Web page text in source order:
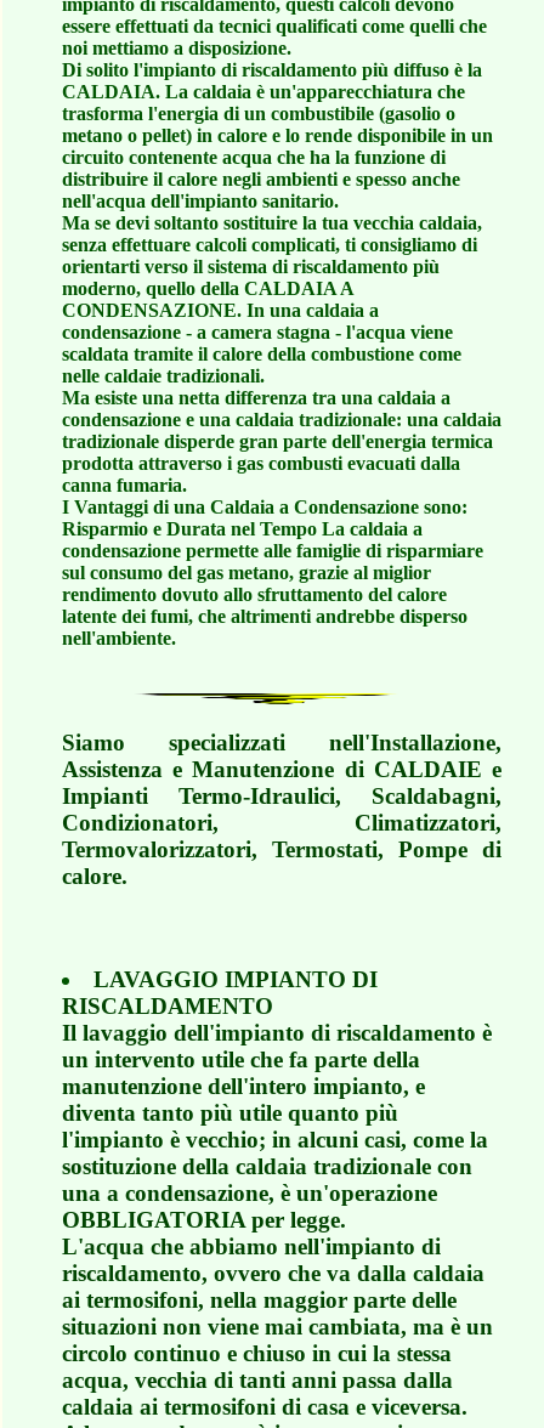
essere effettuati da tecnici qualificati come quelli che
noi mettiamo a disposizione.
Di solito l'impianto di riscaldamento più diffuso è la
CALDAIA. La caldaia è un'apparecchiatura che
trasforma l'energia di un combustibile (gasolio o
metano o pellet) in calore e lo rende disponibile in un
circuito contenente acqua che ha la funzione di
distribuire il calore negli ambienti e spesso anche
nell'acqua dell'impianto sanitario.
Ma se devi soltanto sostituire la tua vecchia caldaia,
senza effettuare calcoli complicati, ti consigliamo di
orientarti verso il sistema di riscaldamento più
moderno, quello della CALDAIA A
CONDENSAZIONE. In una caldaia a
condensazione - a camera stagna - l'acqua viene
scaldata tramite il calore della combustione come
nelle caldaie tradizionali.
Ma esiste una netta differenza tra una caldaia a
condensazione e una caldaia tradizionale: una caldaia
tradizionale disperde gran parte dell'energia termica
prodotta attraverso i gas combusti evacuati dalla
canna fumaria.
I Vantaggi di una Caldaia a Condensazione sono:
Risparmio e Durata nel Tempo La caldaia a
condensazione permette alle famiglie di risparmiare
sul consumo del gas metano, grazie al miglior
rendimento dovuto allo sfruttamento del calore
latente dei fumi, che altrimenti andrebbe disperso
nell'ambiente.
Siamo specializzati nell'Installazione,
Assistenza e Manutenzione di CALDAIE e
Impianti Termo-Idraulici, Scaldabagni,
Condizionatori, Climatizzatori,
Termovalorizzatori, Termostati, Pompe di
calore.
LAVAGGIO IMPIANTO DI
RISCALDAMENTO
Il lavaggio dell'impianto di riscaldamento è
un intervento utile che fa parte della
manutenzione dell'intero impianto, e
diventa tanto più utile quanto più
l'impianto è vecchio; in alcuni casi, come la
sostituzione della caldaia tradizionale con
una a condensazione, è un'operazione
OBBLIGATORIA per legge.
L'acqua che abbiamo nell'impianto di
riscaldamento, ovvero che va dalla caldaia
ai termosifoni, nella maggior parte delle
situazioni non viene mai cambiata, ma è un
circolo continuo e chiuso in cui la stessa
acqua, vecchia di tanti anni passa dalla
caldaia ai termosifoni di casa e viceversa.